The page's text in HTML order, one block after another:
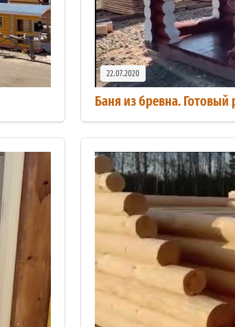
22.07.2020
Баня из бревна. Готовый